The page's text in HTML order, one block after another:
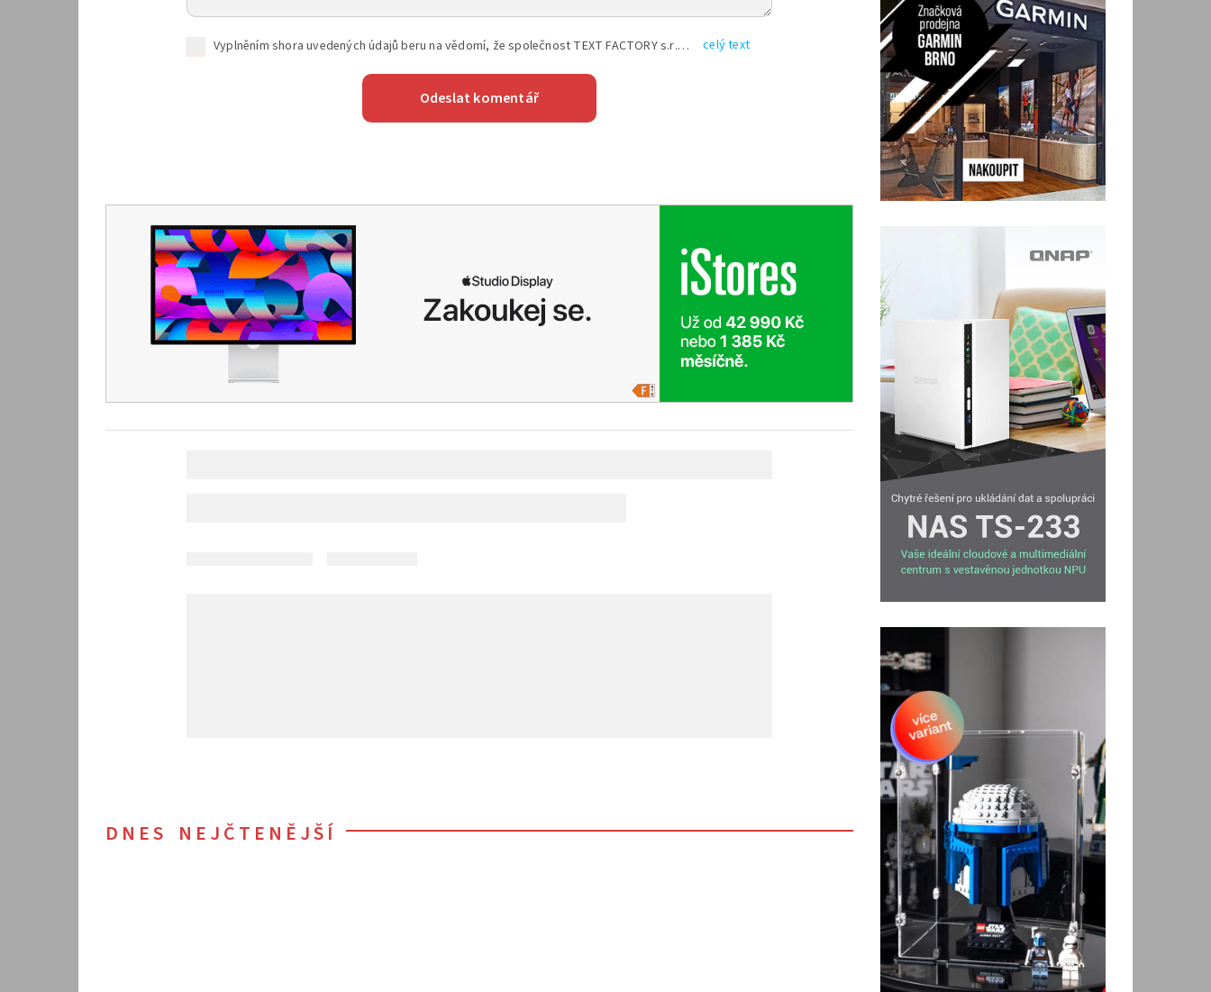
Vyplněním shora uvedených údajů beru na vědomí, že společnost TEXT FACTORY s.r.o., sídlem Brno, Durďákova 336/29, Černá Pole, PSČ: 613 00, IČ: 06157831, zapsané u Krajského soudu v Brně, oddíl C, vložka 100399, bude zpracovávat mé osobní údaje uvedené v rámci mnou vyplněného registračního formuláře na základě oprávněných zájmů TEXT FACTORY s.r.o. dle čl. 6 odst. 1 písm. f) GDPR a pro splnění právních povinností (čl. 6 odst. 1 písm. c) GDPR), a to pro tyto účely: nezbytnost zajistit oprávnění návštěvníka webových stránek provozovaných společností TEXT FACTORY s.r.o. přispívat aktivně ke zveřejněným článkům nebo v rámci diskusních fór a výkon práv TEXT FACTORY s.r.o. jako administrátora těchto diskusních fór. Více informací o zpracování osobních údajů a právech lze nalézt v celý text
DNES NEJČTENĚJŠÍ